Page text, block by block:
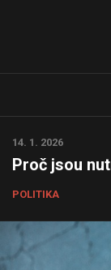
14. 1. 2026
Proč jsou
POLITIKA